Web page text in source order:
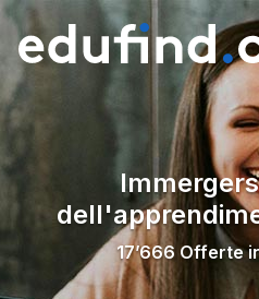
17’666 Offerte